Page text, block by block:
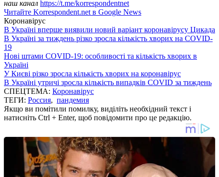
наш канал https://t.me/korrespondentnet
Читайте Korrespondent.net в Google News
Коронавірус
В Україні вперше виявили новий варіант коронавірусу Цикада
В Україні за тиждень різко зросла кількість хворих на COVID-
19
Нові штами COVID-19: особливості та кількість хворих в
Україні
У Києві різко зросла кількість хворих на коронавірус
В Україні утричі зросла кількість випадків COVID за тиждень
СПЕЦТЕМА: Коронавірус
ТЕГИ: Россия, пандемия
Якщо ви помітили помилку, виділіть необхідний текст і
натисніть Ctrl + Enter, щоб повідомити про це редакцію.